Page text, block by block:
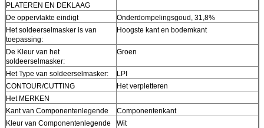
PLATEREN EN DEKLAAG
De oppervlakte eindigt
Onderdompelingsgoud, 31,8%
Het soldeerselmasker is van
toepassing:
Hoogste kant en bodemkant
De Kleur van het
soldeerselmasker:
Groen
Het Type van soldeerselmasker:
LPI
CONTOUR/CUTTING
Het verpletteren
Het MERKEN
Kant van Componentenlegende
Componentenkant
Kleur van Componentenlegende
Wit